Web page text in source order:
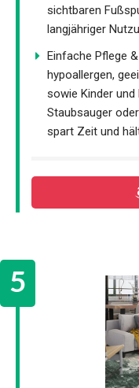
sichtbaren
langjähriger
Einfache Pflege
hypoallergen,
sowie Kinder und
Staubsauger
spart Zeit und